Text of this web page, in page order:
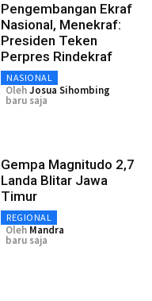
Pengembangan Ekraf
Nasional, Menekraf:
Presiden Teken
Perpres Rindekraf
NASIONAL
OlehJosua Sihombing
baru saja
Gempa Magnitudo 2,7
Landa Blitar Jawa
Timur
REGIONAL
Oleh Mandra
baru saja